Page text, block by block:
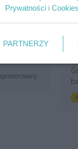
trzy
stawia
i
w...
Prywatności i Cookies
PARTNERZY